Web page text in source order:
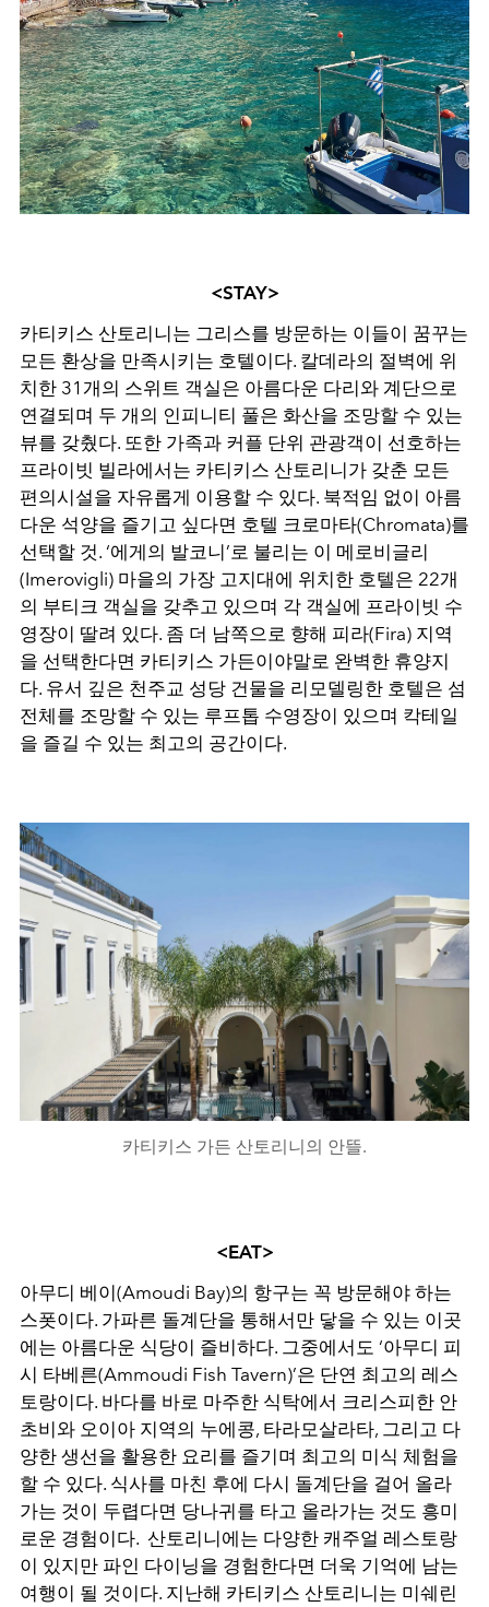
<STAY>
카티키스 산토리니는 그리스를 방문하는 이들이 꿈꾸는
모든 환상을 만족시키는 호텔이다. 칼데라의 절벽에 위
치한 31개의 스위트 객실은 아름다운 다리와 계단으로
연결되며 두 개의 인피니티 풀은 화산을 조망할 수 있는
뷰를 갖췄다. 또한 가족과 커플 단위 관광객이 선호하는
프라이빗 빌라에서는 카티키스 산토리니가 갖춘 모든
편의시설을 자유롭게 이용할 수 있다. 북적임 없이 아름
다운 석양을 즐기고 싶다면 호텔 크로마타(Chromata)를
선택할 것. ‘에게의 발코니’ 로 불리는 이 메로비글리
(Imerovigli) 마을의 가장 고지대에 위치한 호텔은 22개
의 부티크 객실을 갖추고 있으며 각 객실에 프라이빗 수
영장이 딸려 있다. 좀 더 남쪽으로 향해 피라(Fira) 지역
을 선택한다면 카티키스 가든이야말로 완벽한 휴양지
다. 유서 깊은 천주교 성당 건물을 리모델링한 호텔은 섬
전체를 조망할 수 있는 루프톱 수영장이 있으며 칵테일
을 즐길 수 있는 최고의 공간이다.
카티키스 가든 산토리니의 안뜰.
<EAT>
아무디 베이(Amoudi Bay)의 항구는 꼭 방문해야 하는
스폿이다. 가파른 돌계단을 통해서만 닿을 수 있는 이곳
에는 아름다운 식당이 즐비하다. 그중에서도 ‘아무디 피
시 타베른(Ammoudi Fish Tavern)’은 단연 최고의 레스
토랑이다. 바다를 바로 마주한 식탁에서 크리스피한 안
초비와 오이아 지역의 누에콩, 타라모살라타, 그리고 다
양한 생선을 활용한 요리를 즐기며 최고의 미식 체험을
할 수 있다. 식사를 마친 후에 다시 돌계단을 걸어 올라
가는 것이 두렵다면 당나귀를 타고 올라가는 것도 흥미
로운 경험이다. 산토리니에는 다양한 캐주얼 레스토랑
이 있지만 파인 다이닝을 경험한다면 더욱 기억에 남는
여행이 될 것이다. 지난해 카티키스 산토리니는 미쉐린